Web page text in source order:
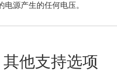
源产生的任何电压。
其他支持选项